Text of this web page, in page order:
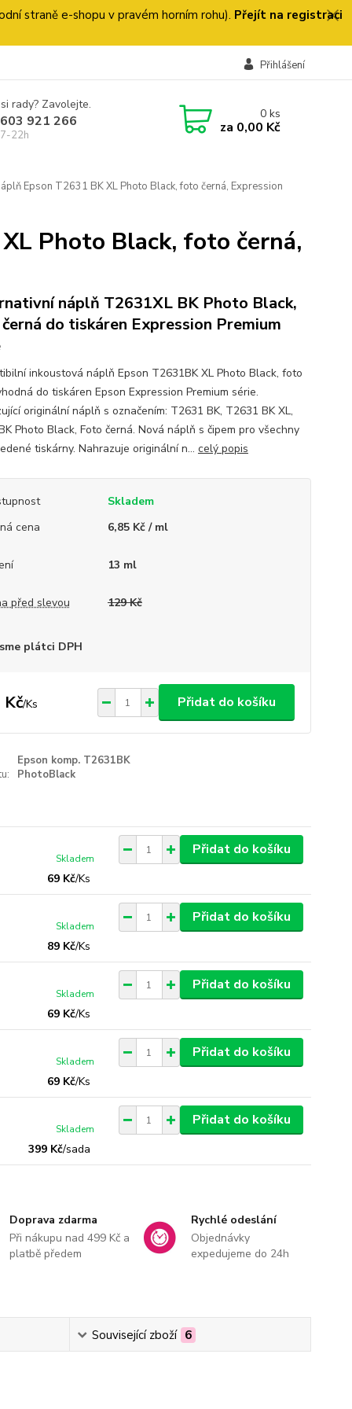
straně e-shopu v pravém horním rohu). Přejít na registraci
Přihlášení
rady? Zavolejte.
921 266
22h
0ks
za 0,00 Kč
Epson T2631 BK XL Photo Black, foto černá, Expression
Photo Black, foto černá,
náplň T2631XL BK Photo Black,
do tiskáren Expression Premium
inkoustová náplň Epson T2631BK XL Photo Black, foto
do tiskáren Epson Expression Premium série.
originální náplň s označením: T2631 BK, T2631 BK XL,
Photo Black, Foto černá. Nová náplň s čipem pro všechny
tiskárny. Nahrazuje originální n... celý popis
Skladem
cena
6,85 Kč / ml
13 ml
před slevou 129 Kč
plátci DPH
Kč/Ks Přidat do košíku
Epson komp. T2631BK
PhotoBlack
69 Kč/Ks
Skladem
Přidat do košíku
89 Kč/Ks
Skladem
Přidat do košíku
69 Kč/Ks
Skladem
Přidat do košíku
69 Kč/Ks
Skladem
Přidat do košíku
399 Kč/sada
Skladem
Přidat do košíku
Doprava zdarma
Při nákupu nad 499 Kč a
platbě předem
Rychlé odeslání
Objednávky
expedujeme do 24h
Související zboží 6